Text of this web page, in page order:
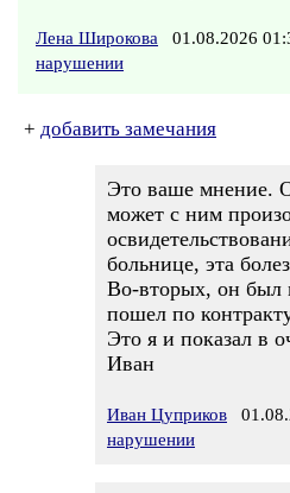
Лена Широкова 01.08.2026
нарушении
+ добавить замечания
Это ваше мнение.
может с ним
больнице, эта
Во-вторых, он был
пошел по
Это я и показал в
Иван
Иван Цуприков
нарушении